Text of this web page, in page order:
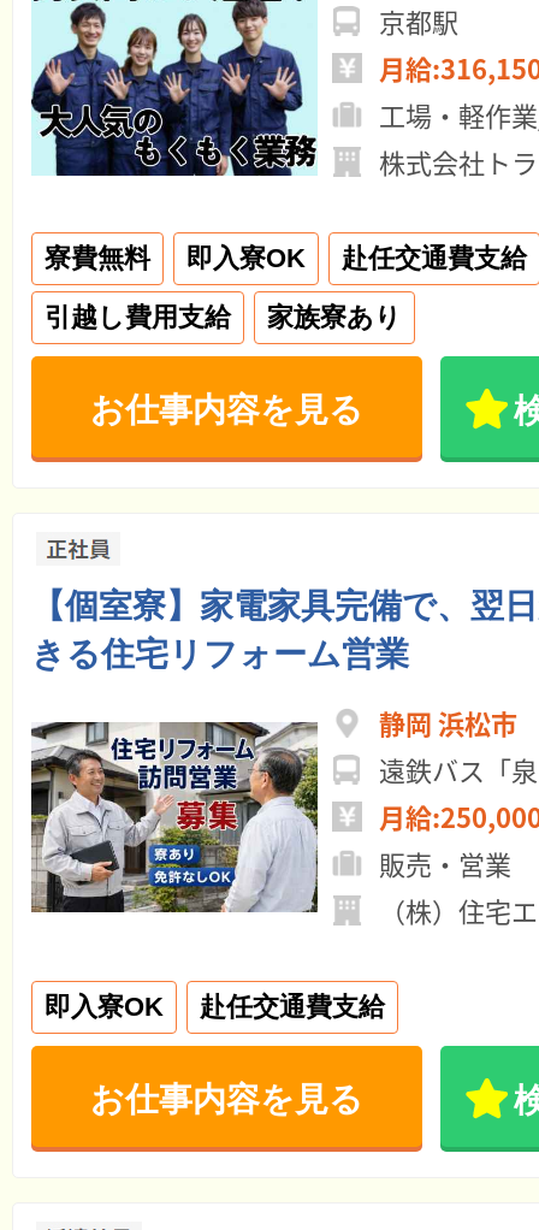
京都駅
月給
工場・軽作
株式会社ト
寮費無料 即入寮OK
赴任交通費支給
引越し費用支給
家族寮あり
お仕事内容を見る
【個室寮】家電家具完備で、翌
きる住宅リフォーム営業
静岡 浜松市
遠鉄バス「
月給
販売・営業
（株）住宅
即入寮OK 赴任交通費支給
お仕事内容を見る